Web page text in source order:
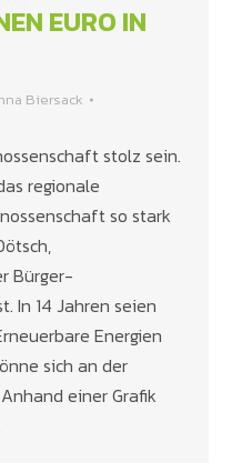
EURO IN
Biersack
stolz sein.
regionale
so stark
Bürger-
In 14 Jahren seien
Energien
sich an der
einer Grafik